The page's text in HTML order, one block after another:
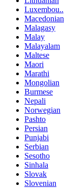
Luxembou..
Macedonian
Malagasy
Malay
Malayalam
Maltese
Maori
Marathi
Mongolian
Burmese
Nepali
Norwegian
Pashto
Persian
Punjabi
Serbian
Sesotho
Sinhala
Slovak
Slovenian